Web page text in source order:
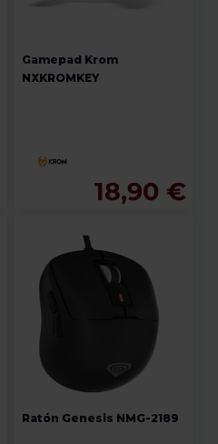
Gamepad Krom
NXKROMKEY
18,90 €
Ratón Genesis NMG-2189